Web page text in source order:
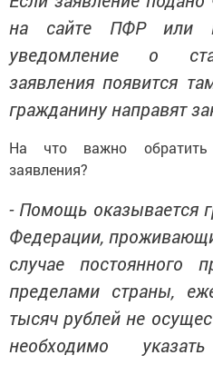
на сайте ПФР или
уведомление о
заявления появится
гражданину направят
На что важно
заявления?
- Помощь оказывается
Федерации,
случае постоянного
пределами страны,
тысяч рублей не
необходимо